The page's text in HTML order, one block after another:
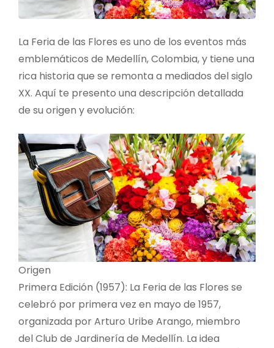
La Feria de las Flores es uno de los eventos más
emblemáticos de Medellín, Colombia, y tiene una
rica historia que se remonta a mediados del siglo
XX. Aquí te presento una descripción detallada
de su origen y evolución:
Origen
Primera Edición (1957): La Feria de las Flores se
celebró por primera vez en mayo de 1957,
organizada por Arturo Uribe Arango, miembro
del Club de Jardinería de Medellín. La idea